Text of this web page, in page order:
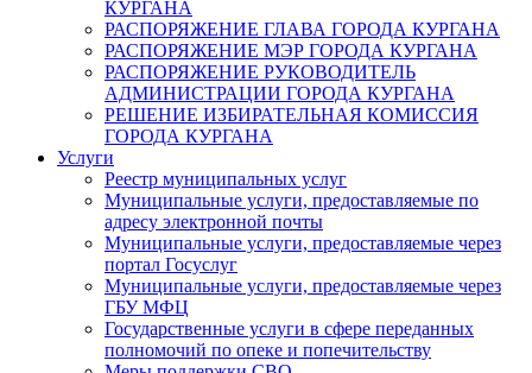
КУРГАНА
РАСПОРЯЖЕНИЕ ГЛАВА ГОРОДА КУРГАНА
РАСПОРЯЖЕНИЕ МЭР ГОРОДА КУРГАНА
РАСПОРЯЖЕНИЕ РУКОВОДИТЕЛЬ
АДМИНИСТРАЦИИ ГОРОДА КУРГАНА
РЕШЕНИЕ ИЗБИРАТЕЛЬНАЯ КОМИССИЯ
ГОРОДА КУРГАНА
Услуги
Реестр муниципальных услуг
Муниципальные услуги, предоставляемые по
адресу электронной почты
Муниципальные услуги, предоставляемые через
портал Госуслуг
Муниципальные услуги, предоставляемые через
ГБУ МФЦ
Государственные услуги в сфере переданных
полномочий по опеке и попечительству